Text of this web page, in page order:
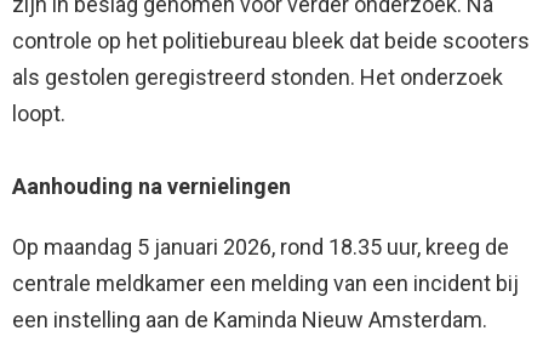
controle op het politiebureau bleek dat beide scooters
als gestolen geregistreerd stonden. Het onderzoek
loopt.
Aanhouding na vernielingen
Op maandag 5 januari 2026, rond 18.35 uur, kreeg de
centrale meldkamer een melding van een incident bij
een instelling aan de Kaminda Nieuw Amsterdam.